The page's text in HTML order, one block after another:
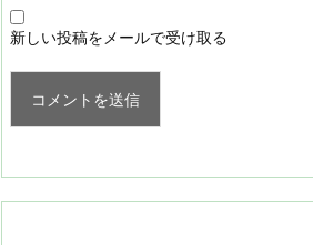
新しい投稿をメールで受け取る